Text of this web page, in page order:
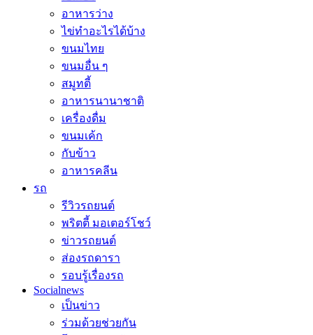
อาหารว่าง
ไข่ทำอะไรได้บ้าง
ขนมไทย
ขนมอื่น ๆ
สมูทตี้
อาหารนานาชาติ
เครื่องดื่ม
ขนมเค้ก
กับข้าว
อาหารคลีน
รถ
รีวิวรถยนต์
พริตตี้ มอเตอร์โชว์
ข่าวรถยนต์
ส่องรถดารา
รอบรู้เรื่องรถ
Socialnews
เป็นข่าว
ร่วมด้วยช่วยกัน